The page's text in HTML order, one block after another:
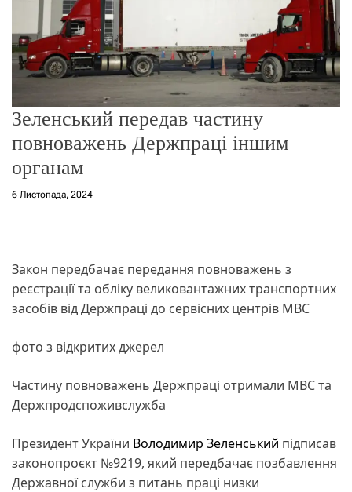
Зеленський передав частину
повноважень Держпраці іншим
органам
6 Листопада, 2024
Закон передбачає передання повноважень з
реєстрації та обліку великовантажних транспортних
засобів від Держпраці до сервісних центрів МВС
фото з відкритих джерел
Частину повноважень Держпраці отримали МВС та
Держпродспоживслужба
Президент України Володимир Зеленський підписав
законопроєкт №9219, який передбачає позбавлення
Державної служби з питань праці низки